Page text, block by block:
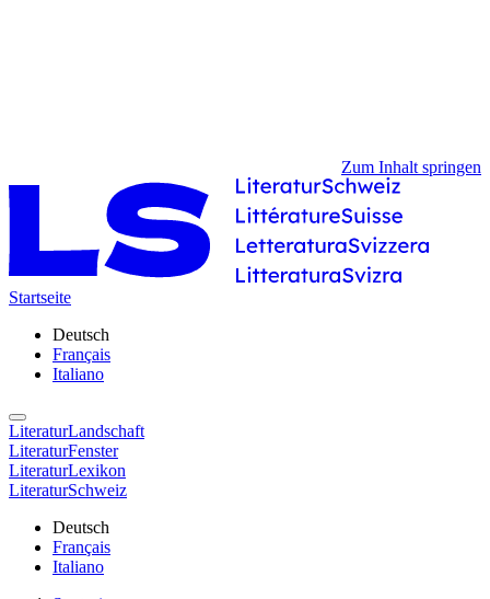
Zum Inhalt springen
Startseite
Deutsch
Français
Italiano
LiteraturLandschaft
LiteraturFenster
LiteraturLexikon
LiteraturSchweiz
Deutsch
Français
Italiano